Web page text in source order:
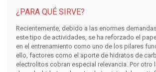
¿PARA QUÉ SIRVE?
Recientemente, debido a las enormes
este tipo de actividades, se ha reforzado el
en el entrenamiento como uno de los pilares
ello, factores como el aporte de hidratos de
electrolitos cobran especial relevancia. Por otro